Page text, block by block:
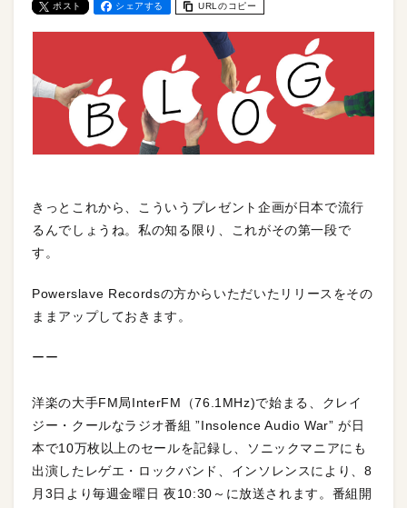
ポスト シェアする URLのコピー
きっとこれから、こういうプレゼント企画が日本で流行
るんでしょうね。私の知る限り、これがその第一段で
す。
Powerslave Recordsの方からいただいたリリースをその
ままアップしておきます。
ーー
洋楽の大手FM局InterFM（76.1MHz)で始まる、クレイ
ジー・クールなラジオ番組 ”Insolence Audio War” が日
本で10万枚以上のセールを記録し、ソニックマニアにも
出演したレゲエ・ロックバンド、インソレンスにより、8
月3日より毎週金曜日 夜10:30～に放送されます。番組開